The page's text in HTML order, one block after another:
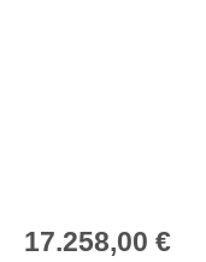
Regulärer Preis:
17.258,00 €